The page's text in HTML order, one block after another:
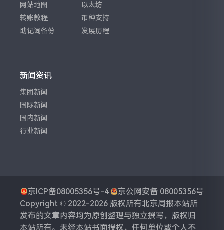
网站地图
转账教程
助记词备份
以太坊
币种支持
发展历程
新闻资讯
集团新闻
国际新闻
国内新闻
行业新闻
京ICP备08005356号-4
京公网安备 08005356号
Copyright © 2022-2026 版权所有北京周报本站所
发布的文章内容均为原创整理与独立撰写，版权归
本站所有。未经本站书面授权，任何单位或个人不